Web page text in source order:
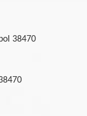
38470